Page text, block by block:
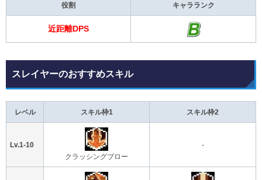
役割 キャラランク
近距離DPS
スレイヤーのおすすめスキル
レベル スキル枠1 スキル枠2
Lv.1-10
クラッシングブロー
-